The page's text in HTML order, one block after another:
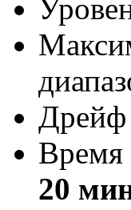
Дрейф
Время
20